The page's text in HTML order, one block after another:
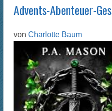
Advents-Abenteuer-
von Charlotte Baum